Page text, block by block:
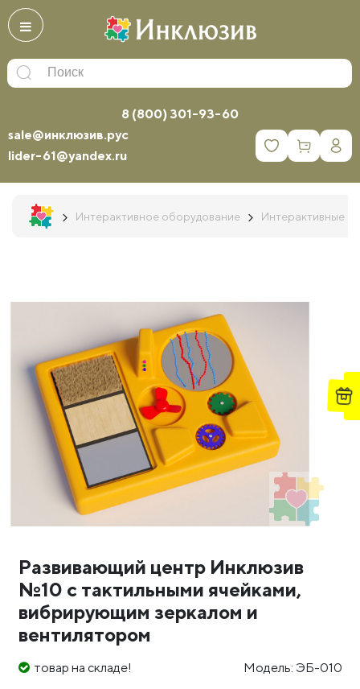
8 (800) 301-93-60
sale@инклюзив.рус
lider-61@yandex.ru
0
Интерактивное оборудование Интерактивные
Развивающий центр Инклюзив
№10 с тактильными ячейками,
вибрирующим зеркалом и
вентилятором
товар на складе! Модель: ЭБ-010